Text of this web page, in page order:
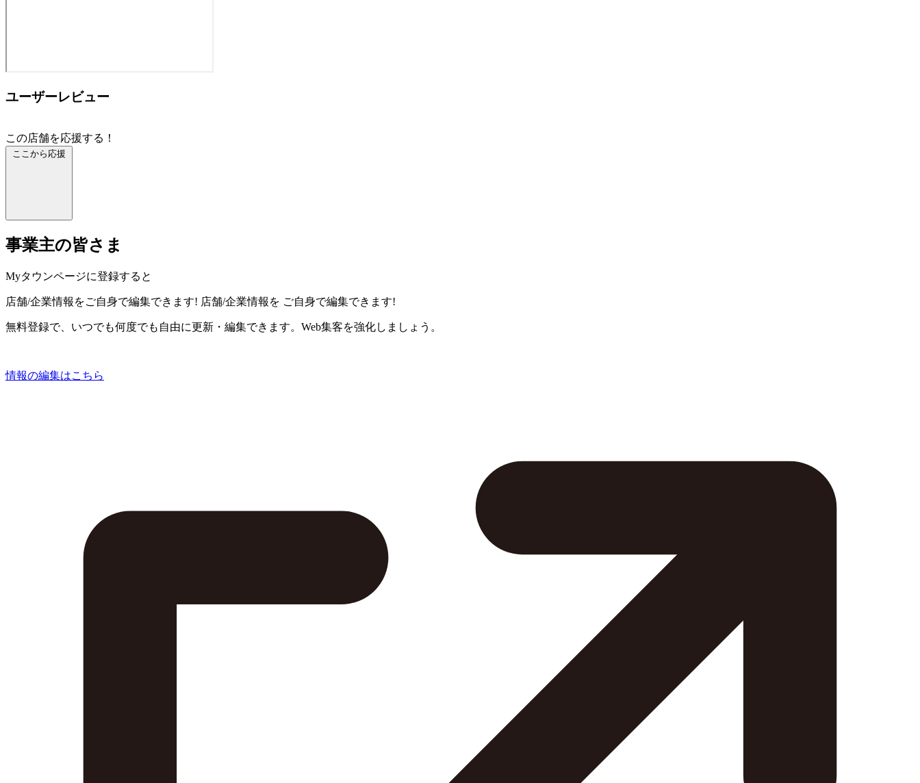
ユーザーレビュー
この店舗を応援する！
ここから応援
事業主の皆さま
Myタウンページに登録すると
店舗/企業情報をご自身で編集できます! 店舗/企業情報を ご自身で編集できます!
無料登録で、いつでも何度でも自由に更新・編集できます。Web集客を強化しましょう。
情報の編集はこちら